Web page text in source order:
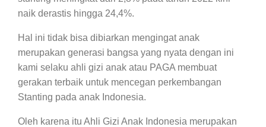
naik derastis hingga 24,4%.
Hal ini tidak bisa dibiarkan mengingat anak
merupakan generasi bangsa yang nyata dengan ini
kami selaku ahli gizi anak atau PAGA membuat
gerakan terbaik untuk mencegan perkembangan
Stanting pada anak Indonesia.
Oleh karena itu Ahli Gizi Anak Indonesia merupakan